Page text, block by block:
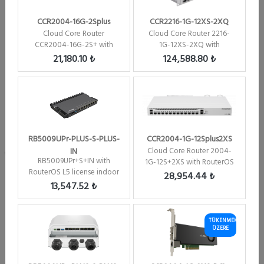
Mikrotik
Kategori :Cloud Core Router Tümü
CCR1009-7G-1C-PC
Özel Kodu :U777
Stok Durumu :Üretimi Durdurulmuş
CCR2004-16G-2Splus
Cloud Core Router
CCR2004-16G-2S+ with
RouterOS L6 license Firew...
21,180.10 ₺
CCR2216-1G-12XS-2XQ
Cloud Core Router 2216-
1G-12XS-2XQ with
RouterOS L6 license
124,588.80 ₺
RB5009UPr-PLUS-S-PLUS-
IN
RB5009UPr+S+IN with
RouterOS L5 license indoor
case
13,547.52 ₺
CCR2004-1G-12Splus2XS
Cloud Core Router 2004-
1G-12S+2XS with RouterOS
L6 license Firew...
28,954.44 ₺
TÜKENMEK
ÜZERE